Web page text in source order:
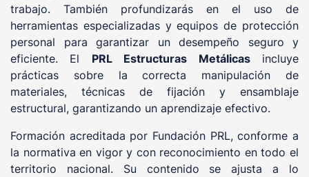
trabajo. También profundizarás en el uso de
herramientas especializadas y equipos de protección
personal para garantizar un desempeño seguro y
eficiente. El PRL Estructuras Metálicasincluye
prácticas sobre la correcta manipulación de
materiales, técnicas de fijación y ensamblaje
estructural, garantizando un aprendizaje efectivo.
Formación acreditada por Fundación PRL, conforme a
la normativa en vigor y con reconocimiento en todo el
territorio nacional. Su contenido se ajusta a lo